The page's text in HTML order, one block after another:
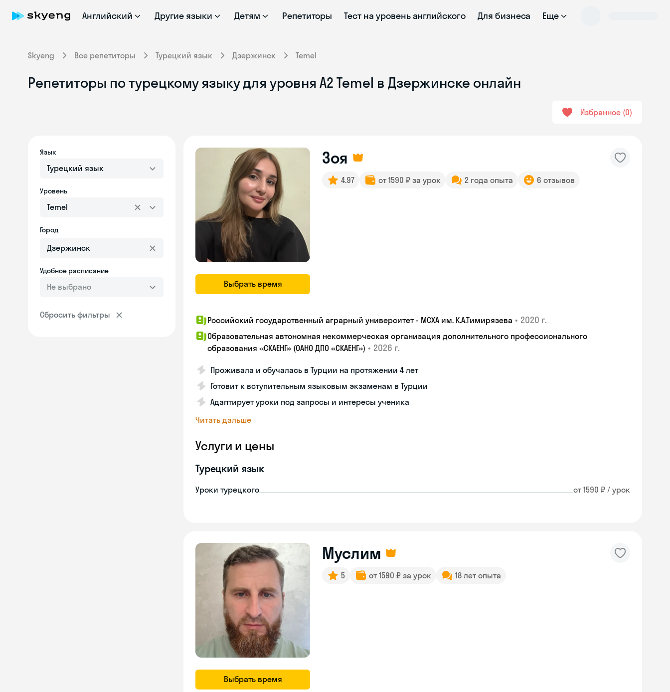
Английский Другие языки Детям Репетиторы Тест на уровень английского Для бизнеса Еще
Skyeng Все репетиторы Турецкий язык Дзержинск Temel
Репетиторы по турецкому языку для уровня A2 Temel в Дзержинске онлайн
Избранное 0
Язык
Турецкий язык
Уровень
Temel
Город
Удобное расписание
Не выбрано
Сбросить фильтры
Выбрать время
Зоя
4.97 от 1590 ₽ за урок 2 года опыта 6 отзывов
Российский государственный аграрный университет - МСХА им. К.А.Тимирязева • 2020 г.
Образовательная автономная некоммерческая организация дополнительного профессионального
образования «СКАЕНГ» (ОАНО ДПО «СКАЕНГ») • 2026 г.
Проживала и обучалась в Турции на протяжении 4 лет
Готовит к вступительным языковым экзаменам в Турции
Адаптирует уроки под запросы и интересы ученика
Читать дальше
Услуги и цены
Турецкий язык
Уроки турецкого от 1590 ₽ / урок
Выбрать время
Муслим
5 от 1590 ₽ за урок 18 лет опыта